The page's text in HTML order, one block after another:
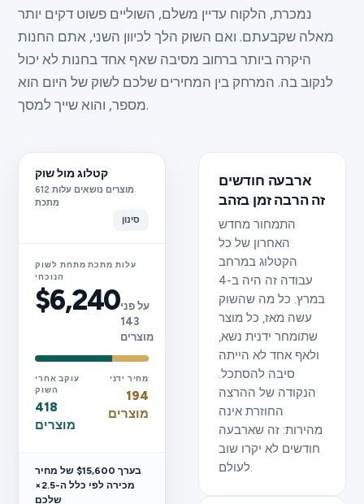
נמכרת, הלקוח עדיין משלם, השוליים פשוט דקים יותר
מאלה שקבעתם. ואם השוק הלך לכיוון השני, אתם החנות
היקרה ביותר ברחוב מסיבה שאף אחד בחנות לא יכול
לנקוב בה. המרחק בין המחירים שלכם לשוק של היום הוא
מספר, והוא שייך למסך.
קטלוג מול שוק
612 מוצרים נושאים עלות
מתכת
סינון
עלות מתכת מתחת לשוק
הנוכחי
$6,240על פני
143
מוצרים
עוקב אחרי
השוק
418
מוצרים
מחיר ידני
194
מוצרים
בערך $15,600 של מחיר
מכירה לפי כלל ה-2.5×
שלכם
ארבעה חודשים
זה הרבה זמן בזהב
התמחור מחדש
האחרון של כל
הקטלוג במרחב
עבודה זה היה ב-4
במרץ. כל מה שהשוק
עשה מאז, כל מוצר
שתומחר ידנית נשא,
ולאף אחד לא הייתה
סיבה להסתכל.
הנקודה של ההרצה
החוזרת אינה
מהירות: זה שארבעה
חודשים לא יקרו שוב
לעולם.